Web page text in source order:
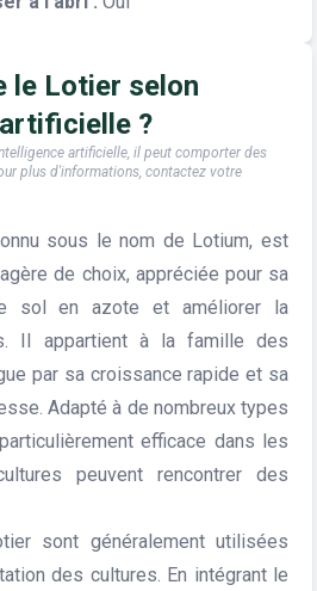
le Lotier selon
?
artificielle, il peut comporter des
plus d'informations, contactez votre
sous le nom de Lotium, est
de choix, appréciée pour sa
sol en azote et améliorer la
Il appartient à la famille des
par sa croissance rapide et sa
Adapté à de nombreux types
efficace dans les
peuvent rencontrer des
sont généralement utilisées
des cultures. En intégrant le